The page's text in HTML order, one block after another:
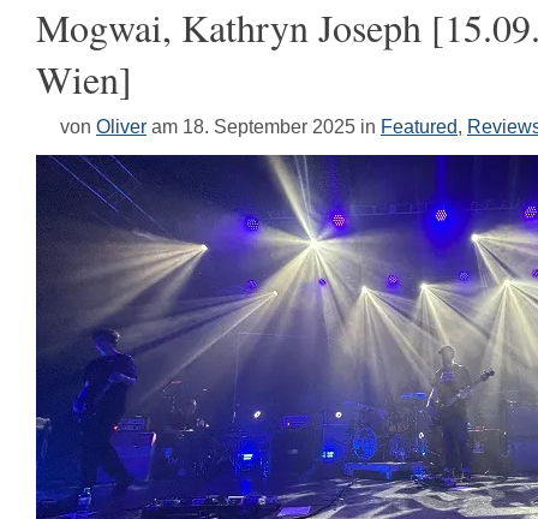
Mogwai, Kathryn Joseph
Wien]
von Oliver am 18. September 2025 in Featured,